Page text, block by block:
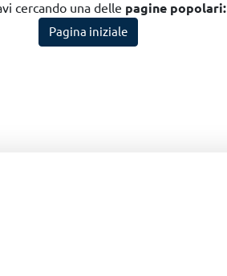
cercando una delle pagine popolari:
Pagina iniziale